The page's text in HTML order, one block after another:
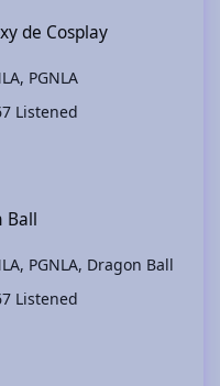
de Cosplay
, PGNLA
Listened
Ball
, PGNLA, Dragon Ball
Listened